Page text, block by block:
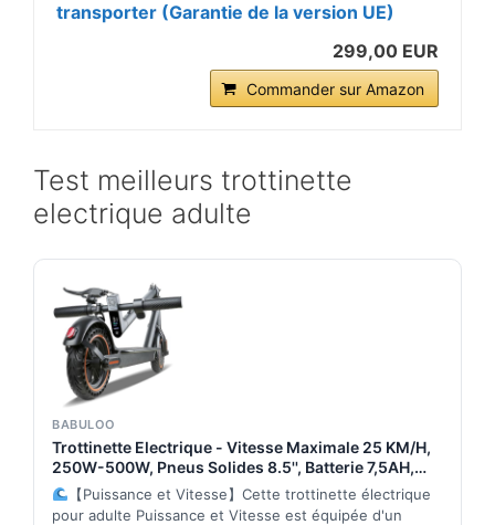
transporter (Garantie de la version UE)
299,00 EUR
Commander sur Amazon
Test meilleurs trottinette
electrique adulte
BABULOO
Trottinette Electrique - Vitesse Maximale 25 KM/H,
250W-500W, Pneus Solides 8.5'', Batterie 7,5AH,
Autonomie 25-30KM, Double Frein, APP, Charge
Max 120 KG (500W-36v/7.5ah)
【Puissance et Vitesse】Cette trottinette électrique
pour adulte Puissance et Vitesse est équipée d'un